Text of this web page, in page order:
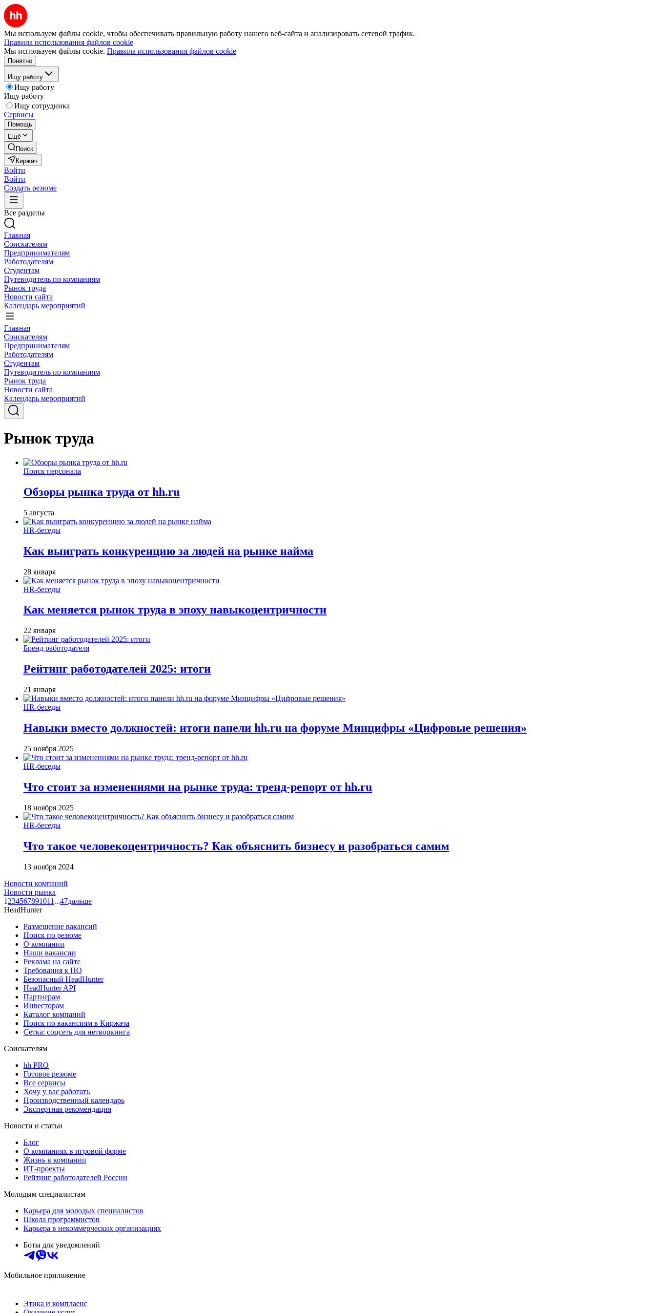
Мы используем файлы cookie, чтобы обеспечивать правильную работу нашего веб-сайта и анализировать сетевой трафик.
Правила использования файлов cookie
Мы используем файлы cookie. Правила использования файлов cookie
Понятно
Ищу работу
Ищу работу
Ищу работу
Ищу сотрудника
Сервисы
Помощь
Ещё
Поиск
Киржач
Войти
Войти
Создать резюме
Все разделы
Главная
Соискателям
Предпринимателям
Работодателям
Студентам
Путеводитель по компаниям
Рынок труда
Новости сайта
Календарь мероприятий
Главная
Соискателям
Предпринимателям
Работодателям
Студентам
Путеводитель по компаниям
Рынок труда
Новости сайта
Календарь мероприятий
Рынок труда
Поиск персонала
Обзоры рынка труда от hh.ru
5 августа
HR-беседы
Как выиграть конкуренцию за людей на рынке найма
28 января
HR-беседы
Как меняется рынок труда в эпоху навыкоцентричности
22 января
Бренд работодателя
Рейтинг работодателей 2025: итоги
21 января
HR-беседы
Навыки вместо должностей: итоги панели hh.ru на форуме Минцифры «Цифровые решения»
25 ноября 2025
HR-беседы
Что стоит за изменениями на рынке труда: тренд-репорт от hh.ru
18 ноября 2025
HR-беседы
Что такое человеко­центричность? Как объяснить бизнесу и разобраться самим
13 ноября 2024
Новости компаний
Новости рынка
1 234567891011 ...47дальше
HeadHunter
Размещение вакансий
Поиск по резюме
О компании
Наши вакансии
Реклама на сайте
Требования к ПО
Безопасный HeadHunter
HeadHunter API
Партнерам
Инвесторам
Каталог компаний
Поиск по вакансиям в Киржача
Сетка: соцсеть для нетворкинга
Соискателям
hh PRO
Готовое резюме
Все сервисы
Хочу у вас работать
Производственный календарь
Экспертная рекомендация
Новости и статьи
Блог
О компаниях в игровой форме
Жизнь в компании
ИТ-проекты
Рейтинг работодателей России
Молодым специалистам
Карьера для молодых специалистов
Школа программистов
Карьера в некоммерческих организациях
Боты для уведомлений
Мобильное приложение
Этика и комплаенс